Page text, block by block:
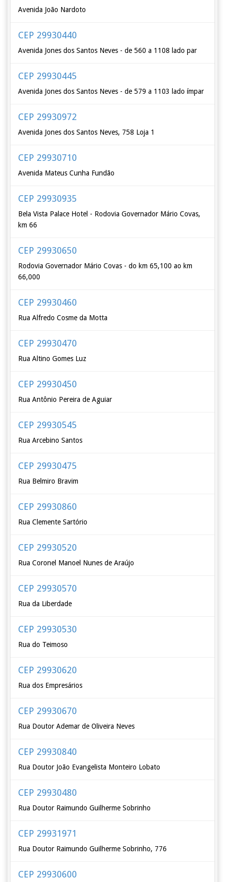
Avenida João Nardoto
CEP 29930440
Avenida Jones dos Santos Neves - de 560 a 1108 lado par
CEP 29930445
Avenida Jones dos Santos Neves - de 579 a 1103 lado ímpar
CEP 29930972
Avenida Jones dos Santos Neves, 758 Loja 1
CEP 29930710
Avenida Mateus Cunha Fundão
CEP 29930935
Bela Vista Palace Hotel - Rodovia Governador Mário Covas,
km 66
CEP 29930650
Rodovia Governador Mário Covas - do km 65,100 ao km
66,000
CEP 29930460
Rua Alfredo Cosme da Motta
CEP 29930470
Rua Altino Gomes Luz
CEP 29930450
Rua Antônio Pereira de Aguiar
CEP 29930545
Rua Arcebino Santos
CEP 29930475
Rua Belmiro Bravim
CEP 29930860
Rua Clemente Sartório
CEP 29930520
Rua Coronel Manoel Nunes de Araújo
CEP 29930570
Rua da Liberdade
CEP 29930530
Rua do Teimoso
CEP 29930620
Rua dos Empresários
CEP 29930670
Rua Doutor Ademar de Oliveira Neves
CEP 29930840
Rua Doutor João Evangelista Monteiro Lobato
CEP 29930480
Rua Doutor Raimundo Guilherme Sobrinho
CEP 29931971
Rua Doutor Raimundo Guilherme Sobrinho, 776
CEP 29930600